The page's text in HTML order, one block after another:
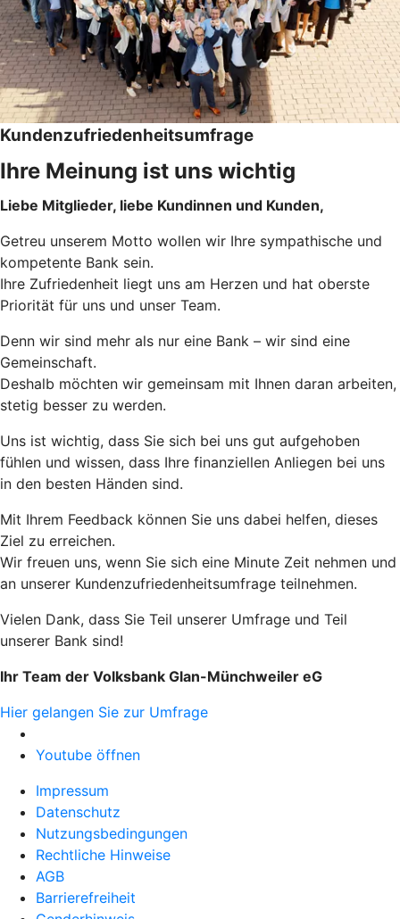
Kundenzufriedenheitsumfrage
Ihre Meinung ist uns wichtig
Liebe Mitglieder, liebe Kundinnen und Kunden,
Getreu unserem Motto wollen wir Ihre sympathische und
kompetente Bank sein.
Ihre Zufriedenheit liegt uns am Herzen und hat oberste
Priorität für uns und unser Team.
Denn wir sind mehr als nur eine Bank – wir sind eine
Gemeinschaft.
Deshalb möchten wir gemeinsam mit Ihnen daran arbeiten,
stetig besser zu werden.
Uns ist wichtig, dass Sie sich bei uns gut aufgehoben
fühlen und wissen, dass Ihre finanziellen Anliegen bei uns
in den besten Händen sind.
Mit Ihrem Feedback können Sie uns dabei helfen, dieses
Ziel zu erreichen.
Wir freuen uns, wenn Sie sich eine Minute Zeit nehmen und
an unserer Kundenzufriedenheitsumfrage teilnehmen.
Vielen Dank, dass Sie Teil unserer Umfrage und Teil
unserer Bank sind!
Ihr Team der Volksbank Glan-Münchweiler eG
Hier gelangen Sie zur Umfrage
Youtube öffnen
Impressum
Datenschutz
Nutzungsbedingungen
Rechtliche Hinweise
AGB
Barrierefreiheit